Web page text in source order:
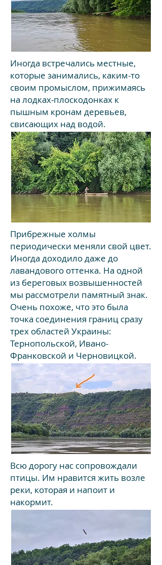
Иногда встречались местные,
которые занимались, каким-то
своим промыслом, прижимаясь
на лодках-плоскодонках к
пышным кронам деревьев,
свисающих над водой.
Прибрежные холмы
периодически меняли свой цвет.
Иногда доходило даже до
лавандового оттенка. На одной
из береговых возвышенностей
мы рассмотрели памятный знак.
Очень похоже, что это была
точка соединения границ сразу
трех областей Украины:
Тернопольской, Ивано-
Франковской и Черновицкой.
Всю дорогу нас сопровождали
птицы. Им нравится жить возле
реки, которая и напоит и
накормит.